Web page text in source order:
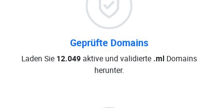
Geprüfte Domains
Laden Sie 12.049aktive und validierte .mlDomains
herunter.